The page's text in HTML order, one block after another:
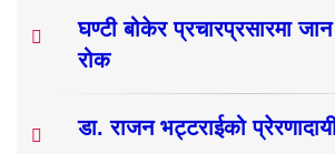
घण्टी बोकेर प्रचारप्रसारमा
रोक
डा. राजन भट्टराईको